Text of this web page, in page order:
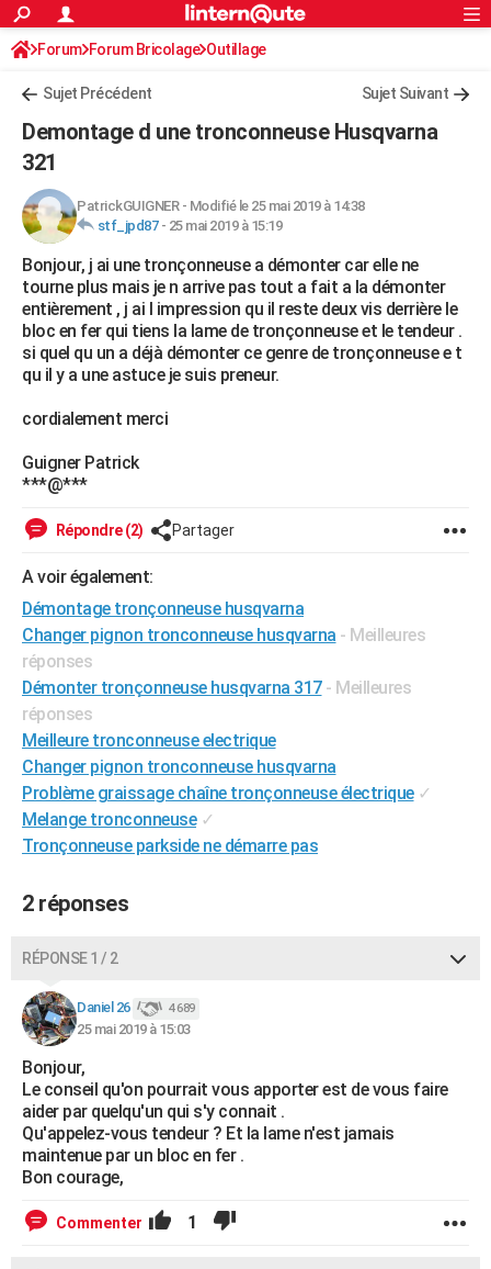
ACTUALITÉS
Politique
Société
Faits Divers
Education
Monde
Villes
+
Programme TV
TNTStreaming
Cinéma
Sorties cinéma
Musique
+FINANCE
Retraite
Impôts
Epargne
Immobilier
Risques naturels par ville
Banque
Assurance
Crédit
AUTO
Essais
Réserver un essai
Citadines
Berlines
SUV
Forum auto
HIGH-TECH
Mobiles
Meilleur smartphone
Internet
Ordinateurs
Jeux vidéo
Guide high-tech
+BRICOLAGE
Forum
Aménagement intérieur
Extérieur
Cuisine
Salle de bains
Jardinage
Rangement
WEEK-END
Guides de France
Escapades
Patrimoine
Expositions
Musées
Week-end nature
+LIFESTYLE
Art de vivre
Bien-être
Loisirs
Mode
Modes de vie
SANTE
Alimentation
Guide de la santé
Maladies
Médicaments
Sommeil
VOYAGE
PHOTO
BONS PLANS
CARTE DE VOEUX
Carte de Noël
Carte Bonne année
Carte Saint-Valentin
Carte Pâques
Carte d'anniversaire
DICTIONNAIRE
Dictionnaire
Biographies
Citations
Expressions
Proverbes
PROGRAMME TV
COPAINS D'AVANT
S'inscrire
Se connecter
Lycées
Collèges
Primaires
Universités
Entreprises
Service militaire
Avis de recherche
AVIS DE DÉCÈS
Bricolage
Lifestyle
Culture
Sport
Auto
Television
Voyage
Cinema
S'inscrire
Connexion
Forum Forum Bricolage Outillage
Sujet Précédent Sujet Suivant
Demontage d une tronconneuse Husqvarna
321
PatrickGUIGNER- Modifié le 25 mai 2019 à 14:38
stf_jpd87- 25 mai 2019 à 15:19
Bonjour, j ai une tronçonneuse a démonter car elle ne
tourne plus mais je n arrive pas tout a fait a la démonter
entièrement , j ai l impression qu il reste deux vis derrière le
bloc en fer qui tiens la lame de tronçonneuse et le tendeur .
si quel qu un a déjà démonter ce genre de tronçonneuse e t
qu il y a une astuce je suis preneur.
cordialement merci
Guigner Patrick
***@***
Répondre (2) Partager
A voir également:
Démontage tronçonneuse husqvarna
Changer pignon tronconneuse husqvarna - Meilleures
réponses
Démonter tronçonneuse husqvarna 317 - Meilleures
réponses
Meilleure tronconneuse electrique
Changer pignon tronconneuse husqvarna
Problème graissage chaîne tronçonneuse électrique ✓
Melange tronconneuse ✓
Tronçonneuse parkside ne démarre pas
2 réponses
RÉPONSE 1 / 2
Daniel 26 4 689
25 mai 2019 à 15:03
Bonjour,
Le conseil qu'on pourrait vous apporter est de vous faire
aider par quelqu'un qui s'y connait .
Qu'appelez-vous tendeur ? Et la lame n'est jamais
maintenue par un bloc en fer .
Bon courage,
Commenter 1